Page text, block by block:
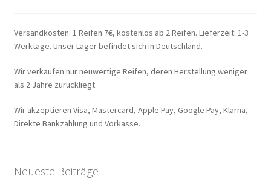
Versandkosten: 1 Reifen 7€, kostenlos ab 2 Reifen. Lieferzeit: 1-3
Werktage. Unser Lager befindet sich in Deutschland.
Wir verkaufen nur neuwertige Reifen, deren Herstellung weniger
als 2 Jahre zurückliegt.
Wir akzeptieren Visa, Mastercard, Apple Pay, Google Pay, Klarna,
Direkte Bankzahlung und Vorkasse.
Neueste Beiträge